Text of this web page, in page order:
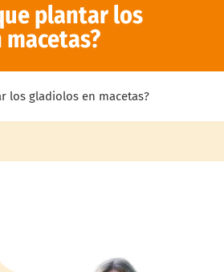
plantar los
los gladiolos en macetas?